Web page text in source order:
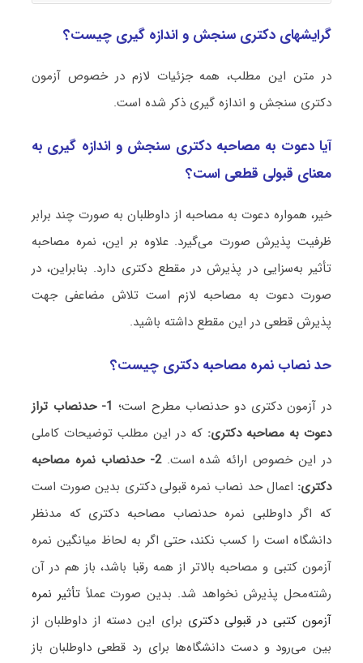
گرایشهای دکتری سنجش و اندازه ‌گیری چیست؟
در متن این مطلب، همه جزئیات لازم در خصوص آزمون
دکتری سنجش و اندازه ‌گیری ذکر شده است.
آیا دعوت به مصاحبه دکتری سنجش و اندازه ‌گیری به
معنای قبولی قطعی است؟
خیر، همواره دعوت به مصاحبه از داوطلبان به صورت چند برابر
ظرفیت پذیرش صورت می‌گیرد. علاوه بر این، نمره مصاحبه
تأثیر به‌سزایی در پذیرش در مقطع دکتری دارد. بنابراین، در
صورت دعوت به مصاحبه لازم است تلاش مضاعفی جهت
پذیرش قطعی در این مقطع داشته باشید.
حد نصاب نمره مصاحبه دکتری چیست؟
در آزمون دکتری دو حدنصاب مطرح است؛
1- حدنصاب تراز
دعوت به مصاحبه دکتری: که در این مطلب توضیحات کاملی
در این خصوص ارائه شده است. 2- حدنصاب نمره مصاحبه
دکتری: اعمال حد نصاب نمره قبولی دکتری بدین صورت است
که اگر داوطلبی نمره حدنصاب مصاحبه دکتری که مدنظر
دانشگاه است را کسب نکند، حتی اگر به لحاظ میانگین نمره
آزمون کتبی و مصاحبه بالاتر از همه رقبا باشد، باز هم در آن
رشته‌محل پذیرش نخواهد شد. بدین صورت عملاً تأثیر نمره
آزمون کتبی در قبولی دکتری برای این دسته از داوطلبان از
بین می‌رود و دست دانشگاه‌ها برای رد قطعی داوطلبان باز